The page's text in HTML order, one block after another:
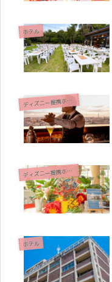
ホテル
デ
ィズニー提携ホテル
デ
ィズニー提携ホテル
ホテル